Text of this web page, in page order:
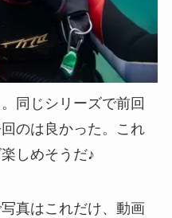
同じシリーズで前回
のは良かった。これ
しめそうだ♪
真はこれだけ、動画